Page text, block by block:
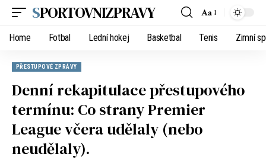
SPORTOVNIZPRAVY Aa
Home Fotbal Lední hokej Basketbal Tenis Zimní
PŘESTUPOVÉ ZPRÁVY
Denní rekapitulace přestupového
termínu: Co strany Premier
League včera udělaly (nebo
neudělaly).